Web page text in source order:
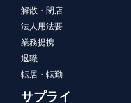
解散・閉店
法人用法要
業務提携
退職
転居・転勤
サプライ